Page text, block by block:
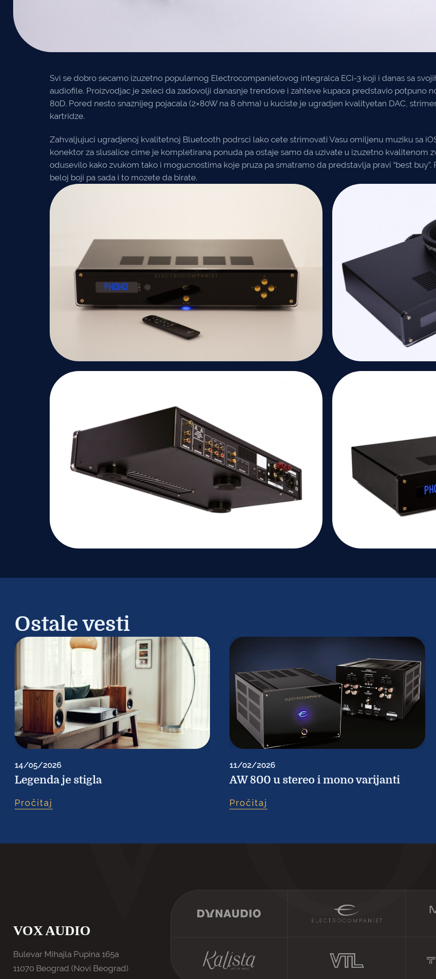
Svi se dobro secamo izuzetno popularnog Electrocompanietovog integralca ECi-3 koji i danas sa
audiofile. Proizvodjac je zeleci da zadovolji danasnje trendove i zahteve kupaca predstavio potpuno
80D. Pored nesto snaznijeg pojacala (2×80W na 8 ohma) u kuciste je ugradjen kvalityetan DAC,
kartridze.
Zahvaljujuci ugradjenoj kvalitetnoj Bluetooth podrsci lako cete strimovati Vasu omiljenu muziku sa
konektor za slusalice cime je kompletirana ponuda pa ostaje samo da uzivate u izuzetno kvalitenom
odusevilo kako zvukom tako i mogucnostima koje pruza pa smatramo da predstavlja pravi “best
beloj boji pa sada i to mozete da birate.
Ostale vesti
14/05/2026
Legenda je stigla
Pročitaj
11/02/2026
AW 800 u stereo i mono varijanti
Pročitaj
VOX AUDIO
Bulevar Mihajla Pupina 165a
11070 Beograd (Novi Beograd)